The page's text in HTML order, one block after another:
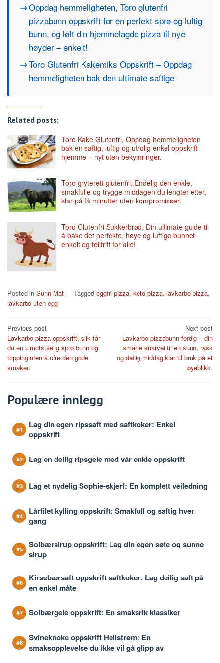
Oppdag hemmeligheten, Toro glutenfri
pizzabunn oppskrift for en perfekt sprø og luftig
bunn, og løft din hjemmelagde pizza til nye
høyder – enkelt!
Toro Glutenfri Kakemiks Oppskrift – Oppdag
hemmeligheten bak den ultimate saftige
Related posts:
Toro Kake Glutenfri, Oppdag hemmeligheten
bak en saftig, luftig og utrolig enkel oppskrift
hjemme – nyt uten bekymringer.
Toro gryterett glutenfri, Endelig den enkle,
smakfulle og trygge middagen du lengter etter,
klar på få minutter uten kompromisser.
Toro Glutenfri Sukkerbrød, Din ultimate guide til
å bake det perfekte, høye og luftige bunnet
enkelt og feilfritt for alle!
Posted in Sunn Mat Tagged eggfri pizza, keto pizza, lavkarbo pizza,
lavkarbo uten egg
Post
navigation
Previous post
Lavkarbo pizza oppskrift, slik får
du en uimotståelig sprø bunn og
topping uten å ofre den gode
smaken
Next post
Lavkarbo pizzabunn ferdig – din
smarte snarvei til en sunn, rask
og deilig middag klar til bruk på et
øyeblikk.
Populære innlegg
Lag din egen ripssaft med saftkoker: Enkel
oppskrift
Lag en deilig ripsgele med vår enkle oppskrift
Lag et nydelig Sophie-skjerf: En komplett veiledning
Lårfilet kylling oppskrift: Smakfull og saftig hver
gang
Solbærsirup oppskrift: Lag din egen søte og sunne
sirup
Kirsebærsaft oppskrift saftkoker: Lag deilig saft på
en enkel måte
Solbærgele oppskrift: En smaksrik klassiker
Svineknoke oppskrift Hellstrøm: En
smaksopplevelse du ikke vil gå glipp av